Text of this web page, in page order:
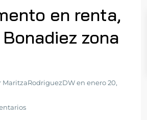
en renta,
zona
en enero 20,